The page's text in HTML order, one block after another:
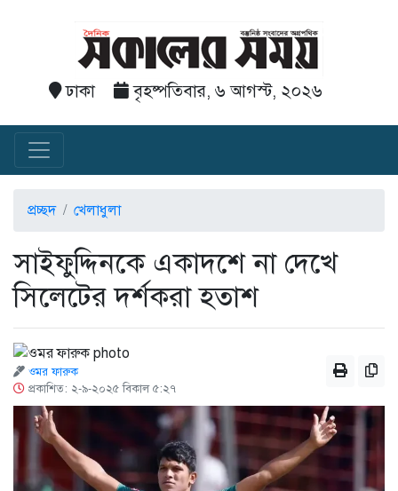
ঢাকা বৃহষ্পতিবার, ৬ আগস্ট, ২০২৬
প্রচ্ছদ খেলাধুলা
সাইফুদ্দিনকে একাদশে না দেখে
সিলেটের দর্শকরা হতাশ
ওমর ফারুক
প্রকাশিত: ২-৯-২০২৫ বিকাল ৫:২৭